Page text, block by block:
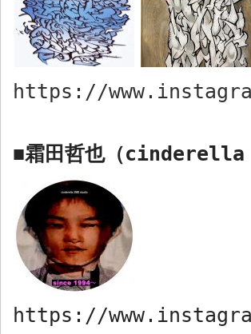
https://
■霜田哲也（cinderella
https://